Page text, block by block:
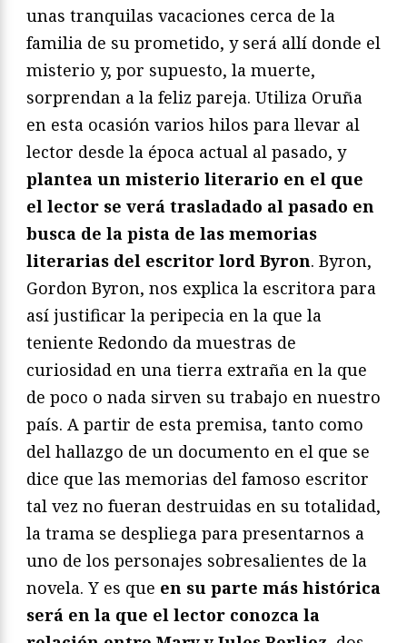
unas tranquilas vacaciones cerca de la
familia de su prometido, y será allí donde el
misterio y, por supuesto, la muerte,
sorprendan a la feliz pareja. Utiliza Oruña
en esta ocasión varios hilos para llevar al
lector desde la época actual al pasado, y
plantea un misterio literario en el que
el lector se verá trasladado al pasado en
busca de la pista de las memorias
literarias del escritor lord Byron. Byron,
Gordon Byron, nos explica la escritora para
así justificar la peripecia en la que la
teniente Redondo da muestras de
curiosidad en una tierra extraña en la que
de poco o nada sirven su trabajo en nuestro
país. A partir de esta premisa, tanto como
del hallazgo de un documento en el que se
dice que las memorias del famoso escritor
tal vez no fueran destruidas en su totalidad,
la trama se despliega para presentarnos a
uno de los personajes sobresalientes de la
novela. Y es que en su parte más histórica
será en la que el lector conozca la